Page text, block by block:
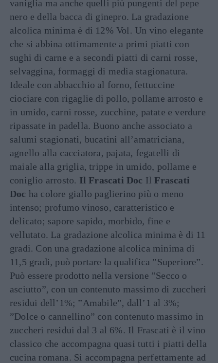
vaniglia ma anche quelli più pungenti del pepe
nero e della bacca di ginepro. La gradazione
alcolica minima è di 12% Vol. Un vino elegante
che si abbina ottimamente a primi piatti con
sughi di carne e a secondi piatti di carni rosse,
selvaggina, formaggi di media stagionatura.
Ideale con abbacchio al forno, fettuccine
ciociare con rigaglie di pollo, pollame arrosto e
in umido, carni rosse, zucchine, patate e verdure
ripassate in padella. Buono anche associato a
salumi stagionati, bucatini all’amatriciana,
agnello alla cacciatora, pajata, fegatelli di
maiale alla griglia, trippe in umido, pollame e
coniglio arrosto. Il Frascati Doc IlFrascati
Doc ha colore giallo paglierino più o meno
intenso; profumo vinoso, caratteristico e
delicato; sapore sapido, morbido, fine e
vellutato. La gradazione alcolica minima è di 11
gradi. Con una gradazione alcolica minima di
11,5 gradi, può portare la qualifica ”Superiore”.
Può essere prodotto nella versione ”Secco o
asciutto”, con un contenuto massimo di zuccheri
residui dell’1%; ”Amabile”, dall’1 al 3%;
”Dolce o cannellino” con contenuto massimo in
zuccheri residui dal 3 al 6%. Il Frascati è il vino
classico che accompagna quasi tutti i piatti della
cucina romana. Si accompagna perfettamente ad